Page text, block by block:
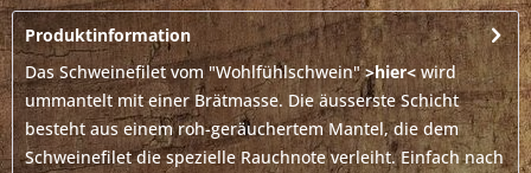
Produktinformation
Das Schweinefilet vom "Wohlfühlschwein">hier<wird
ummantelt mit einer Brätmasse. Die äusserste Schicht
besteht aus einem roh-geräuchertem Mantel, die dem
Schweinefilet die spezielle Rauchnote verleiht. Einfach nach